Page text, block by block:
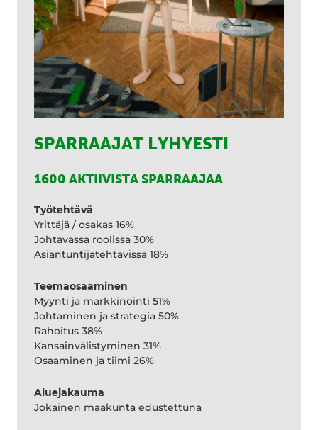
SPARRAAJAT LYHYESTI
1600 AKTIIVISTA SPARRAAJAA
Työtehtävä
Yrittäjä / osakas 16%
Johtavassa roolissa 30%
Asiantuntijatehtävissä 18%
Teemaosaaminen
Myynti ja markkinointi 51%
Johtaminen ja strategia 50%
Rahoitus 38%
Kansainvälistyminen 31%
Osaaminen ja tiimi 26%
Aluejakauma
Jokainen maakunta edustettuna